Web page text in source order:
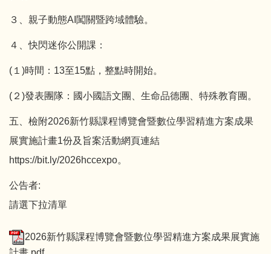
３、親子動態AI闖關暨跨域體驗。
４、快閃迷你公開課：
(１)時間：13至15點，整點時開始。
(２)發表團隊：國小國語文團、生命品德團、特殊教育團。
五、檢附2026新竹縣課程博覽會暨數位學習精進方案成果
展實施計畫1份及旨案活動網頁連結
https://bit.ly/2026hccexpo。
公告者:
請選下拉清單
2026新竹縣課程博覽會暨數位學習精進方案成果展實施